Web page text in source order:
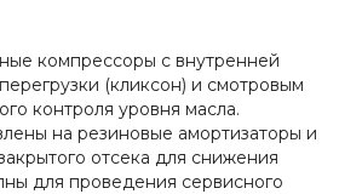
компрессоры с внутренней
(кликсон) и смотровым
контроля уровня масла.
на резиновые амортизаторы и
отсека для снижения
для проведения сервисного